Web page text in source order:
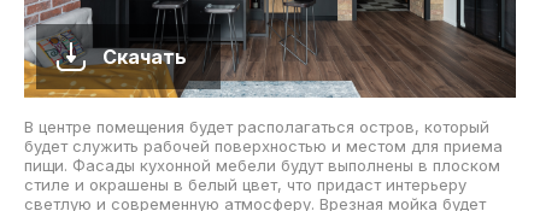
Скачать
В центре помещения будет располагаться остров, который
будет служить рабочей поверхностью и местом для приема
пищи. Фасады кухонной мебели будут выполнены в плоском
стиле и окрашены в белый цвет, что придаст интерьеру
светлую и современную атмосферу. Врезная мойка будет